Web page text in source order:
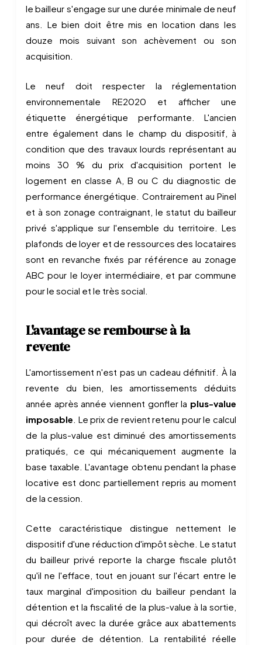
le bailleur s'engage sur une durée minimale de neuf
ans. Le bien doit être mis en location dans les
douze mois suivant son achèvement ou son
acquisition.
Le neuf doit respecter la réglementation
environnementale RE2020 et afficher une
étiquette énergétique performante. L'ancien
entre également dans le champ du dispositif, à
condition que des travaux lourds représentant au
moins 30 % du prix d'acquisition portent le
logement en classe A, B ou C du diagnostic de
performance énergétique. Contrairement au Pinel
et à son zonage contraignant, le statut du bailleur
privé s'applique sur l'ensemble du territoire. Les
plafonds de loyer et de ressources des locataires
sont en revanche fixés par référence au zonage
ABC pour le loyer intermédiaire, et par commune
pour le social et le très social.
L'avantage se rembourse à la
revente
L'amortissement n'est pas un cadeau définitif. À la
revente du bien, les amortissements déduits
année après année viennent gonfler la plus-value
imposable. Le prix de revient retenu pour le calcul
de la plus-value est diminué des amortissements
pratiqués, ce qui mécaniquement augmente la
base taxable. L'avantage obtenu pendant la phase
locative est donc partiellement repris au moment
de la cession.
Cette caractéristique distingue nettement le
dispositif d'une réduction d'impôt sèche. Le statut
du bailleur privé reporte la charge fiscale plutôt
qu'il ne l'efface, tout en jouant sur l'écart entre le
taux marginal d'imposition du bailleur pendant la
détention et la fiscalité de la plus-value à la sortie,
qui décroît avec la durée grâce aux abattements
pour durée de détention. La rentabilité réelle